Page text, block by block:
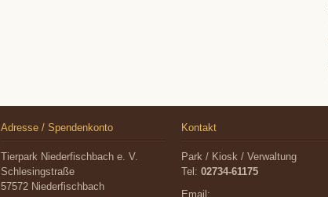
Adresse / Spendenkonto
Tierpark Niederfischbach e. V.
Schlesingstraße
57572 Niederfischbach
Kontakt
Park / Kiosk / Verwaltung
Tel: 02734-61175
Email: